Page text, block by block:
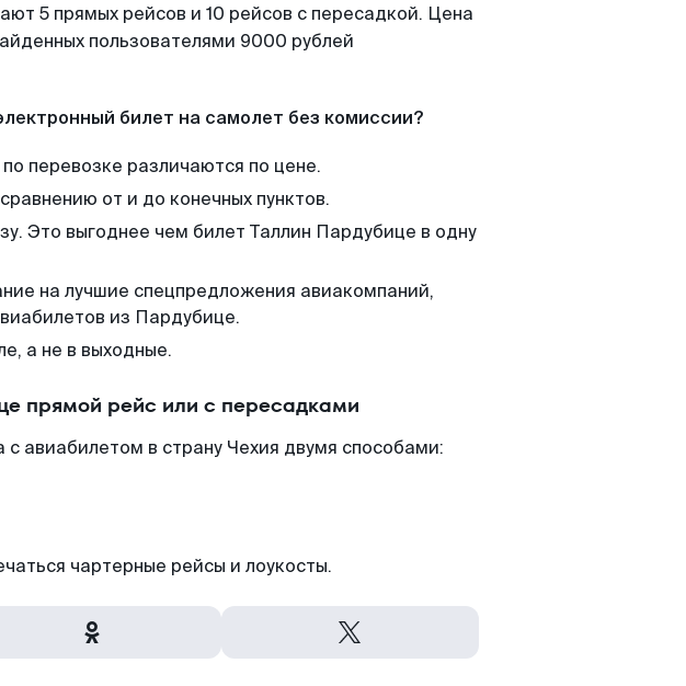
5 прямых рейсов и 10 рейсов с пересадкой. Цена
пользователями 9000 рублей
билет на самолет без комиссии?
перевозке различаются по цене.
от и до конечных пунктов.
Это выгоднее чем билет Таллин Пардубице в одну
на лучшие спецпредложения авиакомпаний,
из Пардубице.
а не в выходные.
прямой рейс или с пересадками
авиабилетом в страну Чехия двумя способами:
чартерные рейсы и лоукосты.